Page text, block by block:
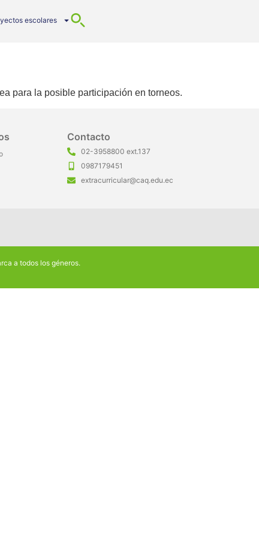
escolares
para la posible participación en torneos.
Contacto
02-3958800 ext.137
0987179451
extracurricular@caq.edu.ec
a todos los géneros.